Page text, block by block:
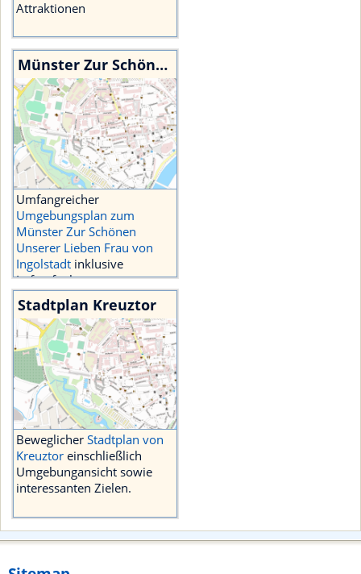
Attraktionen
Münster Zur Schönen Unserer Lieben Frau Landkarte
Umfangreicher
Umgebungsplan zum
Münster Zur Schönen
Unserer Lieben Frau von
Ingolstadt inklusive
Luftaufnahmen
umliegenden
Sehenswürdigkeiten.
Stadtplan Kreuztor
Beweglicher Stadtplan von
Kreuztor einschließlich
Umgebungansicht sowie
interessanten Zielen.